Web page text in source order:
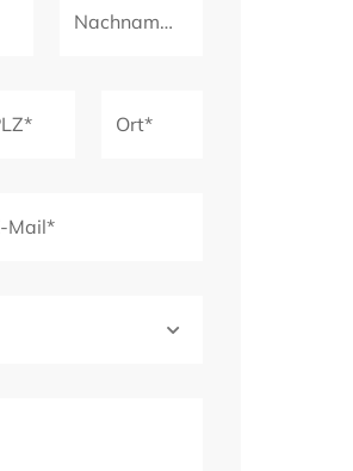
Nachname*
Ort*
Mail*